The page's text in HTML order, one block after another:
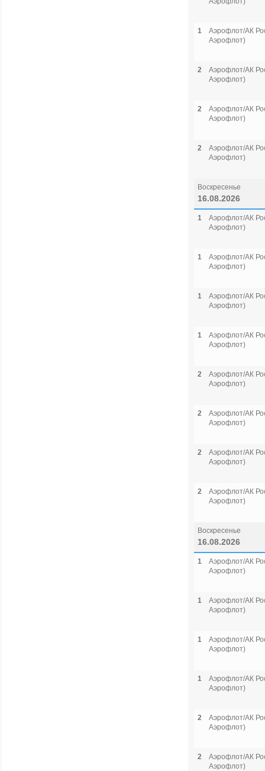
1
Аэрофлот/АК
Аэрофлот)
2
Аэрофлот/АК
Аэрофлот)
2
Аэрофлот/АК
Аэрофлот)
2
Аэрофлот/АК
Аэрофлот)
Воскресенье
16.08.2026
1
Аэрофлот/АК
Аэрофлот)
1
Аэрофлот/АК
Аэрофлот)
1
Аэрофлот/АК
Аэрофлот)
1
Аэрофлот/АК
Аэрофлот)
2
Аэрофлот/АК
Аэрофлот)
2
Аэрофлот/АК
Аэрофлот)
2
Аэрофлот/АК
Аэрофлот)
2
Аэрофлот/АК
Аэрофлот)
Воскресенье
16.08.2026
1
Аэрофлот/АК
Аэрофлот)
1
Аэрофлот/АК
Аэрофлот)
1
Аэрофлот/АК
Аэрофлот)
1
Аэрофлот/АК
Аэрофлот)
2
Аэрофлот/АК
Аэрофлот)
2
Аэрофлот/АК
Аэрофлот)